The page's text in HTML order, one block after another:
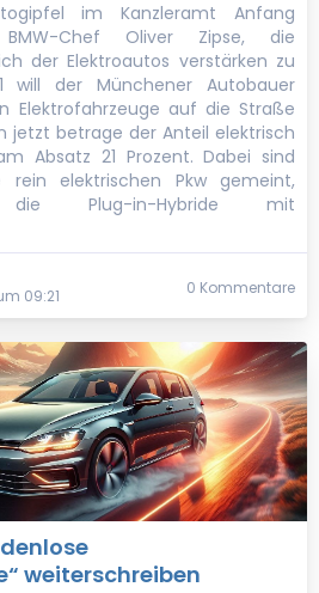
im Kanzleramt Anfang
Chef Oliver Zipse, die
der Elektroautos verstärken zu
will der Münchener Autobauer
Elektrofahrzeuge auf die Straße
jetzt betrage der Anteil elektrisch
Absatz 21 Prozent. Dabei sind
elektrischen Pkw gemeint,
Plug-in-Hybride mit
09:21
0 Kommentare
weiterschreiben